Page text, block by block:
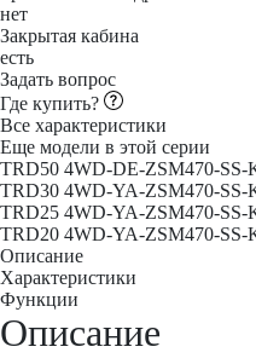
нет
Закрытая кабина
есть
Задать вопрос
Где купить?
Все характеристики
Еще модели в этой серии
TRD50 4WD-DE-ZSM470-SS-
TRD30 4WD-YA-ZSM470-SS-
TRD25 4WD-YA-ZSM470-SS-
TRD20 4WD-YA-ZSM470-SS-
Описание
Характеристики
Функции
Описание